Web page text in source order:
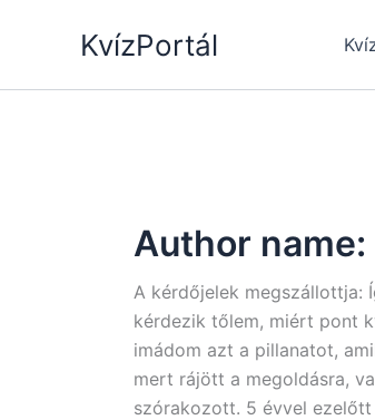
KvízPortál
Author name:
A kérdőjelek megszállottja:
kérdezik tőlem, miért pont
imádom azt a pillanatot,
mert rájött a megoldásra,
szórakozott. 5 évvel